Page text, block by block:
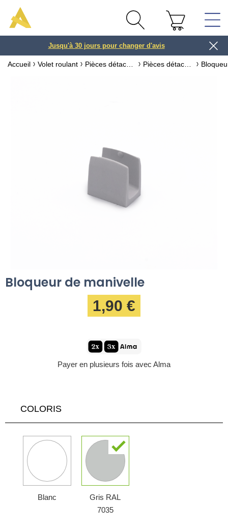
3 ou 4x
Jusqu'à 30 jours pour changer d'avis
Accueil Volet roulant
Bloqueur de manivelle
1,90 €
Payer en plusieurs fois avec Alma
COLORIS
Blanc
Gris RAL
7035